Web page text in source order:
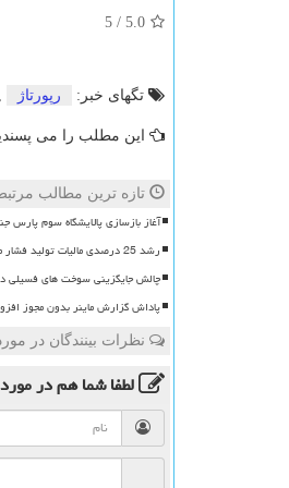
5.0
/
5
تگهای خبر: رپورتاژ
این مطلب را می
تازه ترین مطالب
آغاز بازسازی پالایشگاه سوم پارس
رشد 25 درصدی مالیات تولید فشار مالیاتی به سایر حوزه ها منتقل شد
چالش جایگزینی سوخت های فسیلی
پاداش گزارش ماینر بدون مجوز
نظرات بینندگان در
لطفا شما همدر